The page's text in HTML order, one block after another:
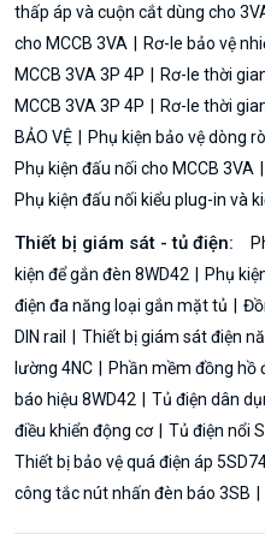
thấp áp và cuộn cắt dùng cho
cho MCCB 3VA
Rơ-le bảo vệ
MCCB 3VA 3P 4P
Rơ-le thời
MCCB 3VA 3P 4P
Rơ-le thời
BẢO VỆ
Phụ kiện bảo vệ dòng
Phụ kiện đấu nối cho MCCB 3VA
Phụ kiện đấu nối kiểu plug-in và
Thiết bị giám sát - tủ điện:
kiện để gắn đèn 8WD42
Phụ
điện đa năng loại gắn mặt tủ
DIN rail
Thiết bị giám sát điện
lường 4NC
Phần mềm đồng hồ
báo hiệu 8WD42
Tủ điện dân
điều khiển động cơ
Tủ điện nổi
Thiết bị bảo vệ quá điện áp
công tắc nút nhấn đèn báo 3SB